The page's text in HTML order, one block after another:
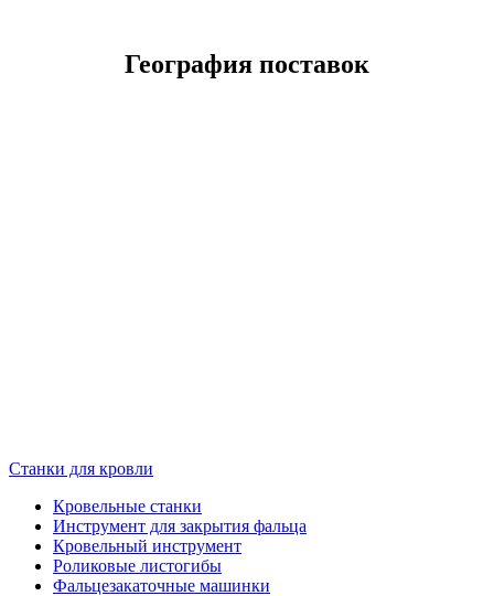
География поставок
Станки для кровли
Кровельные станки
Инструмент для закрытия фальца
Кровельный инструмент
Роликовые листогибы
Фальцезакаточные машинки